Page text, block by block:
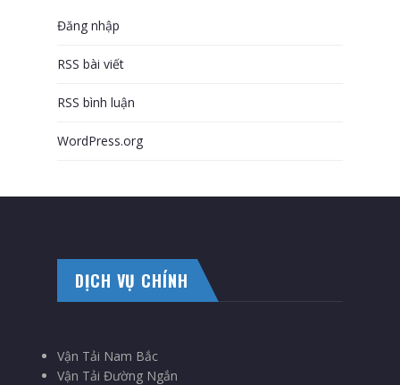
Đăng nhập
RSS bài viết
RSS bình luận
WordPress.org
DỊCH VỤ CHÍNH
Vận Tải Nam Bắc
Vận Tải Đường Ngắn